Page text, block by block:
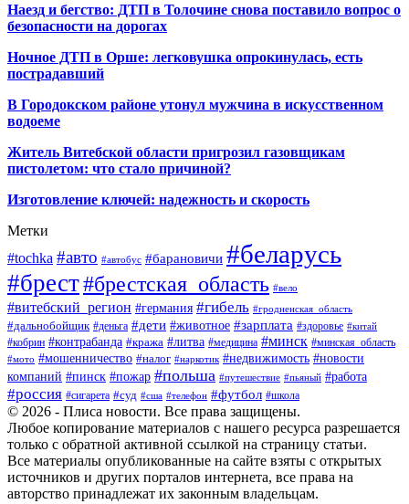
Наезд и бегство: ДТП в Толочине снова поставило вопрос о
безопасности на дорогах
Ночное ДТП в Орше: легковушка опрокинулась, есть
пострадавший
В Городокском районе утонул мужчина в искусственном
водоеме
Житель Витебской области пригрозил газовщикам
пистолетом: что стало причиной?
Изготовление ключей: надежность и скорость
Метки
#tochka #авто #автобус #барановичи #беларусь
#брест#брестская_область #вело
#витебский_регион #германия #гибель #гродненская_область
#дальнобойщик #деньга #дети #животное #зарплата #здоровье #китай
#кобрин #контрабанда #кража #литва #медицина #минск #минская_область
#мото #мошенничество #налог #наркотик #недвижимость #новости
компаний #пинск #пожар #польша #путешествие #пьяный #работа
#россия #сигарета #суд #сша #телефон #футбол #школа
© 2026 - Плиса новости. Все права защищены.
Любое копирование материалов с нашего ресурса разрешается
только с обратной активной ссылкой на страницу статьи.
Все материалы опубликованные на сайте взяты с открытых
источников и других порталов интернета, все права на
авторство принадлежат их законным владельцам.